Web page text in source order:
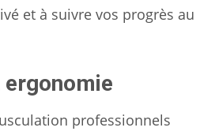
et à suivre vos progrès au
professionnels